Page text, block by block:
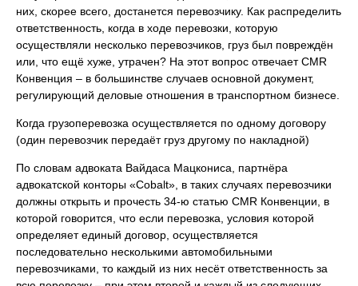
них, скорее всего, достанется перевозчику. Как распределить
ответственность, когда в ходе перевозки, которую
осуществляли несколько перевозчиков, груз был повреждён
или, что ещё хуже, утрачен? На этот вопрос отвечает CMR
Конвенция – в большинстве случаев основной документ,
регулирующий деловые отношения в транспортном бизнесе.
Когда грузоперевозка осуществляется по одному договору
(один перевозчик передаёт груз другому по накладной)
По словам адвоката Вайдаса Мацкониса, партнёра
адвокатской конторы «Cobalt», в таких случаях перевозчики
должны открыть и прочесть 34-ю статью CMR Конвенции, в
которой говорится, что если перевозка, условия которой
определяет единый договор, осуществляется
последовательно несколькими автомобильными
перевозчиками, то каждый из них несёт ответственность за